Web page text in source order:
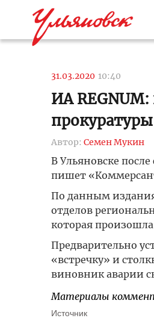
31.03.2020 10:40
ИА
прокуратуры
Автор: Семен Мукин
В Ульяновске
пишет
По данным
отделов
которая
Предварительно
«встречку» и
виновник аварии
Материалы
Источник